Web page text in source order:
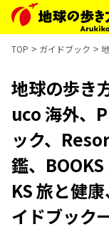
TOP ガイドブック
地球の歩き
uco 海外、
ック、
鑑、
KS 旅と健
イドブック